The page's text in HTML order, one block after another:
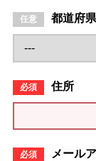
都道府県
住所
メール